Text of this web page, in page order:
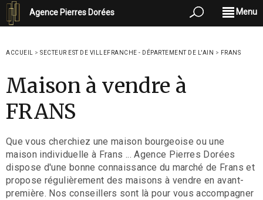
Agence Pierres Dorées Menu
ACCUEIL > SECTEUR EST DE VILLEFRANCHE - DÉPARTEMENT DE L'AIN > FRANS
Maison à vendre à
FRANS
Que vous cherchiez une maison bourgeoise ou une
maison individuelle à Frans ... Agence Pierres Dorées
dispose d'une bonne connaissance du marché de Frans et
propose régulièrement des maisons à vendre en avant-
première. Nos conseillers sont là pour vous accompagner